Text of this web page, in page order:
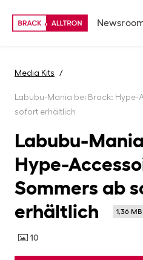
Media Kits
Labubu-Mania bei Brack:
sofort erhältlich
Labubu-
Hype-
Sommers ab
erhältlich
1,36 MB
10